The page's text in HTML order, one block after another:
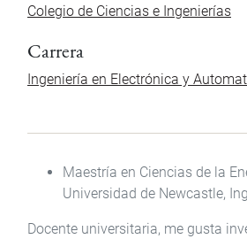
Colegio de Ciencias e Ingenierías
Carrera
Ingeniería en Electrónica y
Maestría en Ciencias de la
Universidad de Newcastle,
Docente universitaria, me gusta